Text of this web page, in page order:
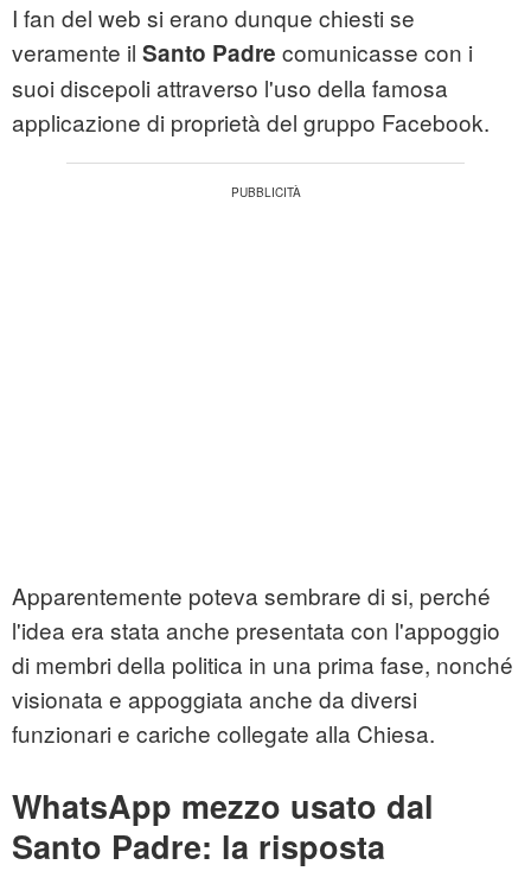
I fan del web si erano dunque chiesti se
veramente il Santo Padre comunicasse con i
suoi discepoli attraverso l'uso della famosa
applicazione di proprietà del gruppo Facebook.
Apparentemente poteva sembrare di si, perché
l'idea era stata anche presentata con l'appoggio
di membri della politica in una prima fase, nonché
visionata e appoggiata anche da diversi
funzionari e cariche collegate alla Chiesa.
WhatsApp mezzo usato dal
Santo Padre: la risposta